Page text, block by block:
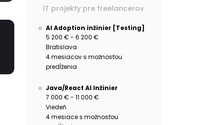
IT projekty pre freelancerov
AI Adoption inžinier [Testing]
5 200 € - 6 200 €
Bratislava
4 mesiacov s možnosťou
predĺženia
Java/React AI Inžinier
7 000 € - 11 000 €
Viedeň
4 mesiace s možnosťou